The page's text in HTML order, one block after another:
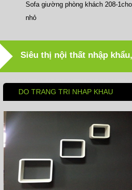
Sofa giường phòng khách 208-
nhỏ
Siêu thị nội thất nhập
DO TRANG TRI NHAP KHAU